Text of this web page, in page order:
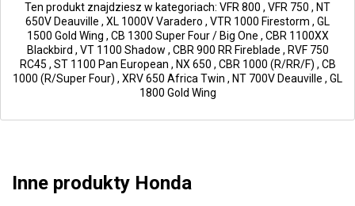
Ten produkt znajdziesz w kategoriach: VFR 800 , VFR 750 , NT
650V Deauville , XL 1000V Varadero , VTR 1000 Firestorm , GL
1500 Gold Wing , CB 1300 Super Four / Big One , CBR 1100XX
Blackbird , VT 1100 Shadow , CBR 900 RR Fireblade , RVF 750
RC45 , ST 1100 Pan European , NX 650 , CBR 1000 (R/RR/F) , CB
1000 (R/Super Four) , XRV 650 Africa Twin , NT 700V Deauville , GL
1800 Gold Wing
Inne produkty Honda